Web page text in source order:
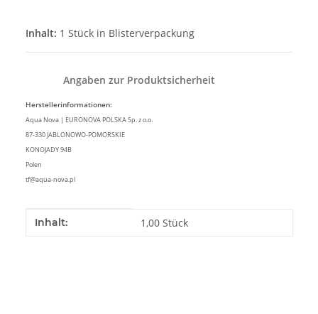
Inhalt: 1 Stück in Blisterverpackung
Angaben zur Produktsicherheit
Herstellerinformationen:
Aqua Nova | EURONOVA POLSKA Sp. z o.o.
87-330 JABLONOWO-POMORSKIE
KONOJADY 94B
Polen
tf@aqua-nova.pl
Produkteigenschaft
Wert
Inhalt: 1,00 Stück